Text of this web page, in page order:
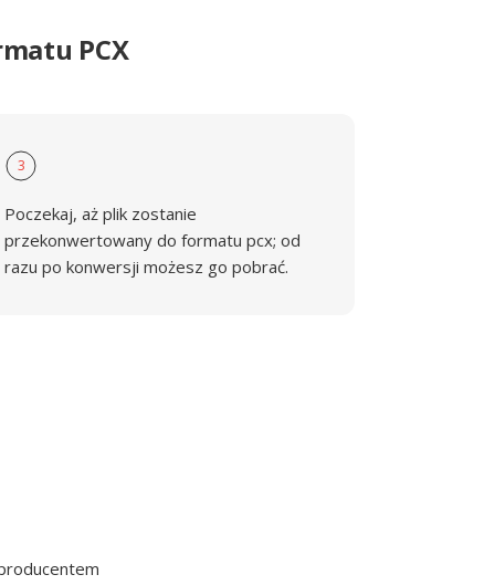
PCX
3
Poczekaj, aż plik zostanie
przekonwertowany do formatu pcx; od
razu po konwersji możesz go pobrać.